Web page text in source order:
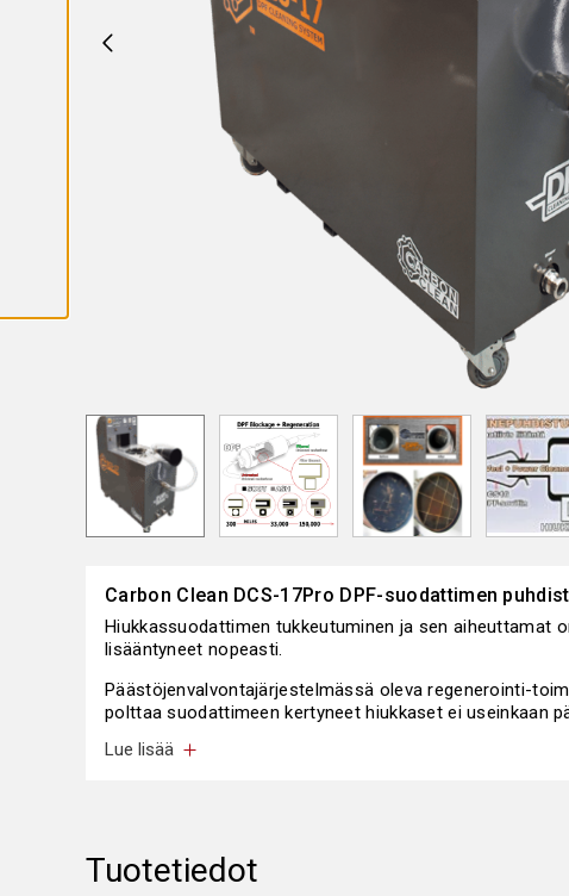
Carbon Clean DCS-17Pro DPF-suodattimen
Hiukkassuodattimen tukkeutuminen ja sen aiheuttamat
lisääntyneet nopeasti.
Päästöjenvalvontajärjestelmässä oleva regenerointi-
polttaa suodattimeen kertyneet hiukkaset ei useinkaan
Carbon Clean DCS-17Pro järjestelmällä tukkeutuvat
nopeasti ja tehokkaasti vain murto-osalla suodattimen
Lue lisää
Tuotetiedot